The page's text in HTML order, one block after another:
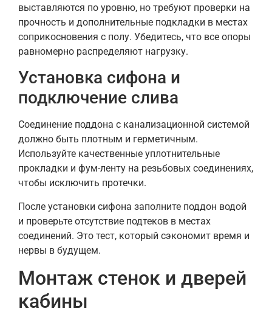
выставляются по уровню, но требуют проверки на
прочность и дополнительные подкладки в местах
соприкосновения с полу. Убедитесь, что все опоры
равномерно распределяют нагрузку.
Установка сифона и
подключение слива
Соединение поддона с канализационной системой
должно быть плотным и герметичным.
Используйте качественные уплотнительные
прокладки и фум-ленту на резьбовых соединениях,
чтобы исключить протечки.
После установки сифона заполните поддон водой
и проверьте отсутствие подтеков в местах
соединений. Это тест, который сэкономит время и
нервы в будущем.
Монтаж стенок и дверей
кабины